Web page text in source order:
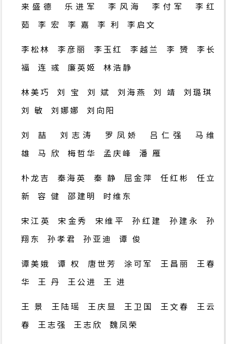
来盛德 乐进军 李风海 李付军 李红
茹 李 宏 李 嘉 李 利 李启文
李松林 李彦丽 李玉红 李越兰 李 赟 李长
福 连 彧 廉英姬 林浩静
林美巧 刘 宝 刘 斌 刘海燕 刘 靖 刘璐琪
刘 敏 刘娜娜 刘向阳
刘 喆刘志涛 罗凤娇 吕仁强 马维
雄 马 欣 梅哲华 孟庆峰 潘 雁
朴龙吉 秦海英 秦 静 屈金萍 任红彬任立
新 容 健 邵建明 时维东
宋江英 宋金秀 宋维平 孙红建 孙建永孙
翔东 孙孝君 孙亚迪 谭 俊
谭美娥 谭 权 唐世芳 涂可军 王昌丽 王春
华 王 丹 王公进 王 进
王 景 王陆瑶 王庆显 王卫国 王文春 王云
春 王志强 王志欣 魏凤荣